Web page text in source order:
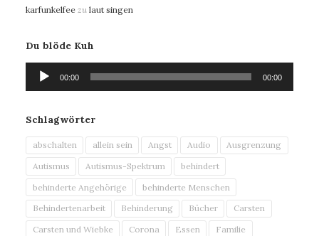
karfunkelfee zu laut singen
Du blöde Kuh
Audio-
Player
00:00 00:00
Schlagwörter
abschalten allein sein Angst Audio
Ausgrenzung
Autismus
Autismus-Spektrum
behindert
behinderte Angehörige
behinderte Menschen
Behindertenarbeit
Behinderung Bücher
Carsten
Carsten und Wiebke
Corona Essen Familie